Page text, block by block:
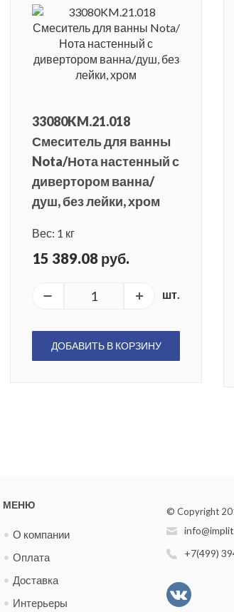
33080KM.21.018
Смеситель для ванны
Nota/Нота настенный с
дивертором ванна/
душ, без лейки, хром
Вес: 1 кг
15 389.08 руб.
шт.
ДОБАВИТЬ В КОРЗИНУ
МЕНЮ
О компании
Оплата
Доставка
Интерьеры
© Copyright
+7(499)